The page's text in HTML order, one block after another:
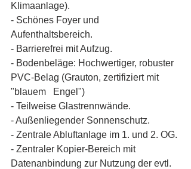
Klimaanlage).
- Schönes Foyer und
Aufenthaltsbereich.
- Barrierefrei mit Aufzug.
- Bodenbeläge: Hochwertiger, robuster
PVC-Belag (Grauton, zertifiziert mit
"blauem   Engel")
- Teilweise Glastrennwände.
- Außenliegender Sonnenschutz.
- Zentrale Abluftanlage im 1. und 2. OG.
- Zentraler Kopier-Bereich mit
Datenanbindung zur Nutzung der evtl.